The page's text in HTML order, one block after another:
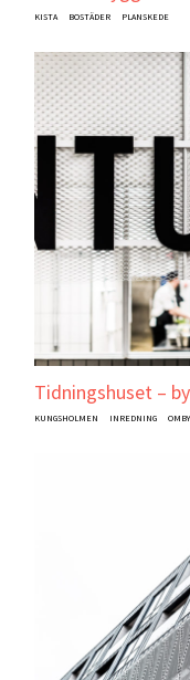
KISTA BOSTÄDER PLANSKEDE
Tidningshuset –
KUNGSHOLMEN INREDNING